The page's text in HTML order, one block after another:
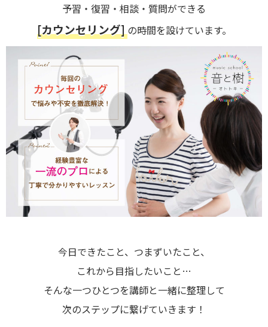
予習・復習・相談・質問ができる
[カウンセリング] の時間を設けています。
今日できたこと、つまずいたこと、
これから目指したいこと…
そんな一つひとつを講師と一緒に整理して
次のステップに繋げていきます！